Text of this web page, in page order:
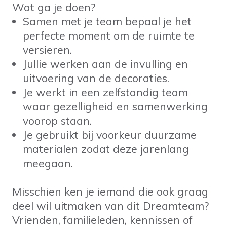
Wat ga je doen?
Samen met je team bepaal je het
perfecte moment om de ruimte te
versieren.
Jullie werken aan de invulling en
uitvoering van de decoraties.
Je werkt in een zelfstandig team
waar gezelligheid en samenwerking
voorop staan.
Je gebruikt bij voorkeur duurzame
materialen zodat deze jarenlang
meegaan.
Misschien ken je iemand die ook graag
deel wil uitmaken van dit Dreamteam?
Vrienden, familieleden, kennissen of